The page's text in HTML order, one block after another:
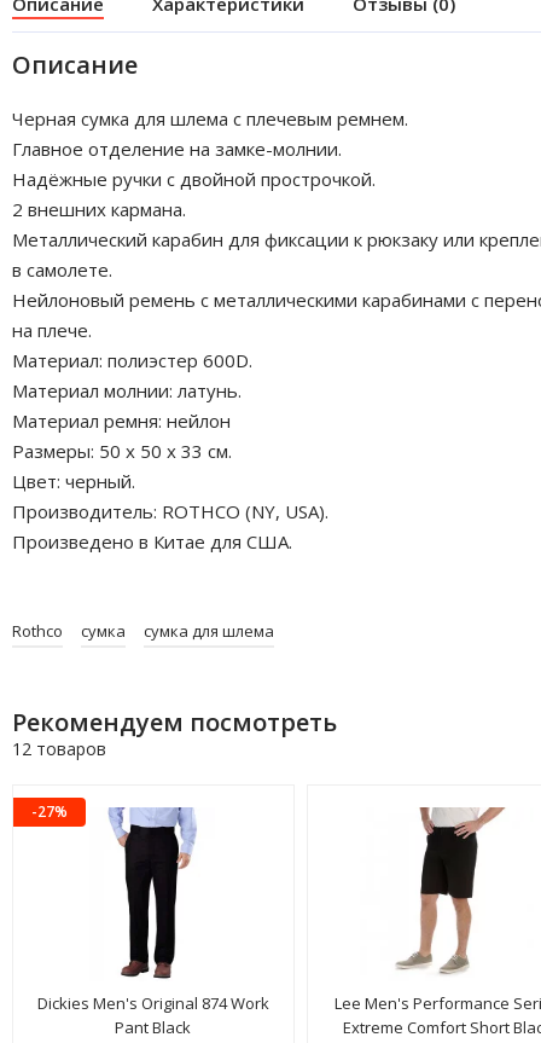
Описание
Черная сумка для шлема с плечевым ремнем.
Главное отделение на замке-молнии.
Надёжные ручки с двойной прострочкой.
2 внешних кармана.
Металлический карабин для фиксации к рюкзаку или
в самолете.
Нейлоновый ремень с металлическими карабинами с
на плече.
Материал: полиэстер 600D.
Материал молнии: латунь.
Материал ремня: нейлон
Размеры: 50 х 50 х 33 см.
Цвет: черный.
Производитель: ROTHCO (NY, USA).
Произведено в Китае для США.
Rothco сумка сумка для шлема
Рекомендуем посмотреть
12 товаров
-27%
Dickies Men's Original 874 Work
Pant Black
Lee Men's Performance
Extreme Comfort Short